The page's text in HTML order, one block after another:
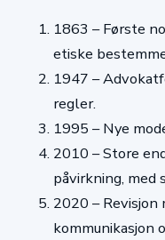
1863 – Første
etiske
1947 –
regler.
1995 – Nye
2010 – Store
påvirkning,
2020 – Revisjon
kommunikasjon